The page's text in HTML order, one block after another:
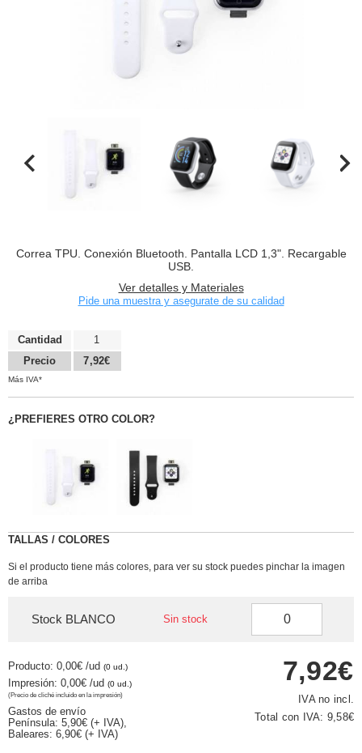
Correa TPU. Conexión Bluetooth. Pantalla LCD 1,3". Recargable
USB.
Ver detalles y Materiales
Pide una muestra y asegurate de su calidad
Cantidad
Precio
1
7,92€
Más IVA*
¿PREFIERES OTRO COLOR?
TALLAS / COLORES
Si el producto tiene más colores, para ver su stock puedes pinchar la imagen
de arriba
Stock BLANCO Sin stock
Producto: 0,00€ /ud (0 ud.)
Impresión: 0,00€ /ud (0 ud.)
(Precio de cliché incluido en la impresión)
Gastos de envío
Península: 5,90€ (+ IVA),
Baleares: 6,90€ (+ IVA)
7,92€
IVA no incl.
Total con IVA: 9,58€